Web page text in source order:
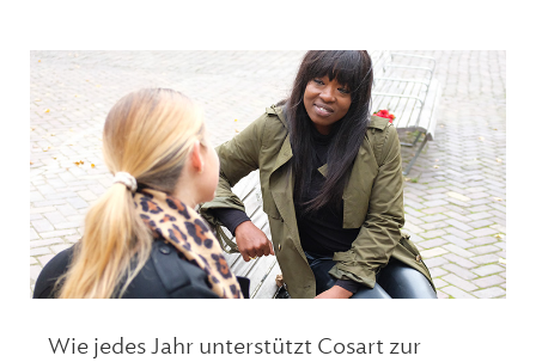
Wie jedes Jahr unterstützt Cosart zur